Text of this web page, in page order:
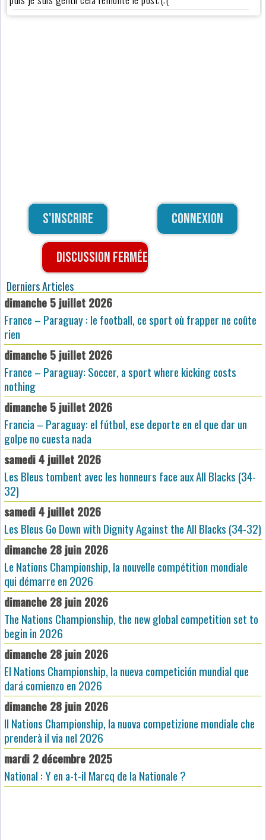
S'inscrire Connexion
Discussion fermée
Derniers Articles
dimanche 5 juillet 2026
France – Paraguay : le football, ce sport où frapper ne coûte
rien
dimanche 5 juillet 2026
France – Paraguay: Soccer, a sport where kicking costs
nothing
dimanche 5 juillet 2026
Francia – Paraguay: el fútbol, ese deporte en el que dar un
golpe no cuesta nada
samedi 4 juillet 2026
Les Bleus tombent avec les honneurs face aux All Blacks (34-
32)
samedi 4 juillet 2026
Les Bleus Go Down with Dignity Against the All Blacks (34-32)
dimanche 28 juin 2026
Le Nations Championship, la nouvelle compétition mondiale
qui démarre en 2026
dimanche 28 juin 2026
The Nations Championship, the new global competition set to
begin in 2026
dimanche 28 juin 2026
El Nations Championship, la nueva competición mundial que
dará comienzo en 2026
dimanche 28 juin 2026
Il Nations Championship, la nuova competizione mondiale che
prenderà il via nel 2026
mardi 2 décembre 2025
National : Y en a-t-il Marcq de la Nationale ?